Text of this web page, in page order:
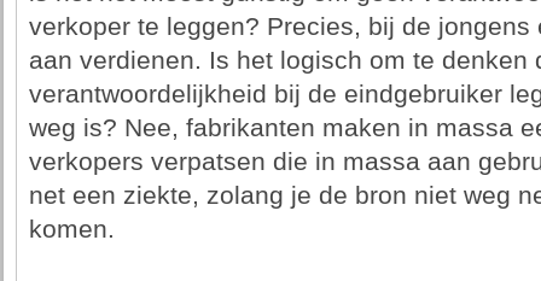
verkoper te leggen? Precies, bij de
aan verdienen. Is het logisch om te denken
verantwoordelijkheid bij de eindgebruiker
weg is? Nee, fabrikanten maken in massa
verkopers verpatsen die in massa aan
net een ziekte, zolang je de bron niet weg
komen.